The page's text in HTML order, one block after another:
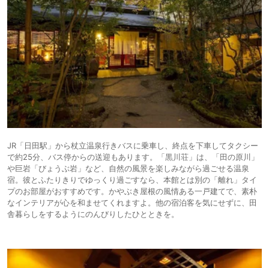
JR「日田駅」から杖立温泉行きバスに乗車し、終点を下車してタクシー
で約25分、バス停からの送迎もあります。「黒川荘」は、「田の原川」
や巨岩「びょうぶ岩」など、自然の風景を楽しみながら過ごせる温泉
宿。彼とふたりきりでゆっくり過ごすなら、本館とは別の「離れ」タイ
プのお部屋がおすすめです。かやぶき屋根の風情ある一戸建てで、素朴
なインテリアが心を和ませてくれますよ。他の宿泊客を気にせずに、田
舎暮らしをするようにのんびりしたひとときを。